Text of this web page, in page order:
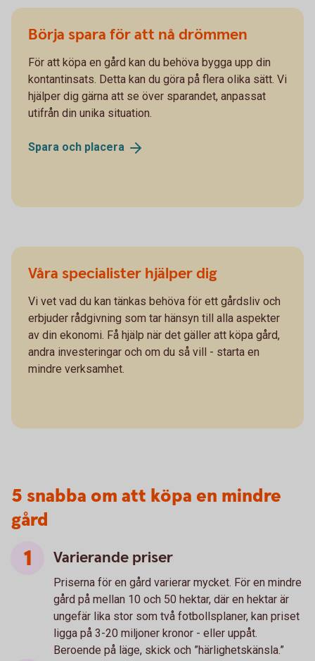
Börja spara för att nå drömmen
För att köpa en gård kan du behöva bygga upp din
kontantinsats. Detta kan du göra på flera olika sätt. Vi
hjälper dig gärna att se över sparandet, anpassat
utifrån din unika situation.
Spara och placera
Våra specialister hjälper dig
Vi vet vad du kan tänkas behöva för ett gårdsliv och
erbjuder rådgivning som tar hänsyn till alla aspekter
av din ekonomi. Få hjälp när det gäller att köpa gård,
andra investeringar och om du så vill - starta en
mindre verksamhet.
5 snabba om att köpa en mindre
gård
Varierande priser
Priserna för en gård varierar mycket. För en mindre
gård på mellan 10 och 50 hektar, där en hektar är
ungefär lika stor som två fotbollsplaner, kan priset
ligga på 3-20 miljoner kronor - eller uppåt.
Beroende på läge, skick och ”härlighetskänsla.”